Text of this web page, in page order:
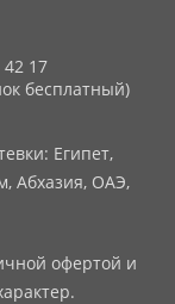
42 17
бесплатный)
Египет,
Абхазия, ОАЭ,
офертой и